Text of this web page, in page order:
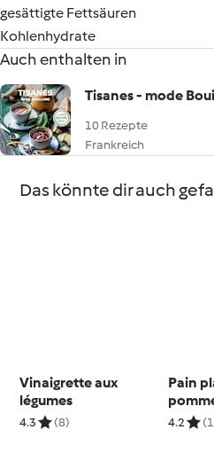
gesättigte Fettsäuren
Kohlenhydrate
Auch enthalten in
Tisanes - mode
10 Rezepte
Frankreich
Das könnte dir auch
Vinaigrette aux
légumes
4.3 (8)
Pain
au
4.2